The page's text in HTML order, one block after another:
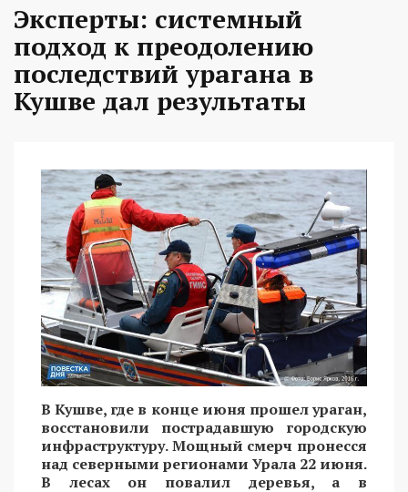
Эксперты: системный
подход к преодолению
последствий урагана в
Кушве дал результаты
В Кушве, где в конце июня прошел ураган,
восстановили пострадавшую городскую
инфраструктуру. Мощный смерч пронесся
над северными регионами Урала 22 июня.
В лесах он повалил деревья, а в